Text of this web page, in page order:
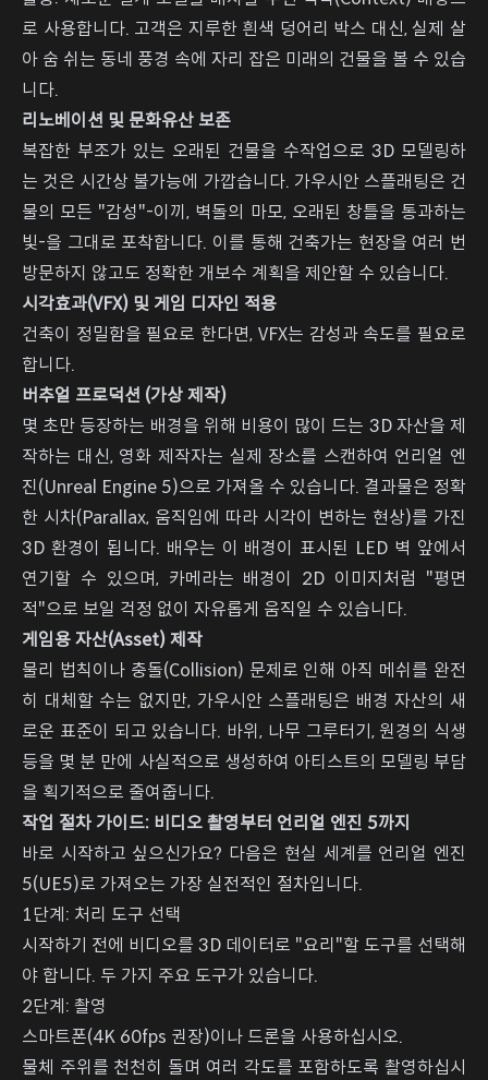
로 사용합니다. 고객은 지루한 흰색 덩어리 박스 대신, 실제 살
아 숨 쉬는 동네 풍경 속에 자리 잡은 미래의 건물을 볼 수 있습
니다.
리노베이션 및 문화유산 보존
복잡한 부조가 있는 오래된 건물을 수작업으로 3D 모델링하
는 것은 시간상 불가능에 가깝습니다. 가우시안 스플래팅은 건
물의 모든 "감성"-이끼, 벽돌의 마모, 오래된 창틀을 통과하는
빛-을 그대로 포착합니다. 이를 통해 건축가는 현장을 여러 번
방문하지 않고도 정확한 개보수 계획을 제안할 수 있습니다.
시각효과(VFX) 및 게임 디자인 적용
건축이 정밀함을 필요로 한다면, VFX는 감성과 속도를 필요로
합니다.
버추얼 프로덕션 (가상 제작)
몇 초만 등장하는 배경을 위해 비용이 많이 드는 3D 자산을 제
작하는 대신, 영화 제작자는 실제 장소를 스캔하여 언리얼 엔
진(Unreal Engine 5)으로 가져올 수 있습니다. 결과물은 정확
한 시차(Parallax, 움직임에 따라 시각이 변하는 현상)를 가진
3D 환경이 됩니다. 배우는 이 배경이 표시된 LED 벽 앞에서
연기할 수 있으며, 카메라는 배경이 2D 이미지처럼 "평면
적"으로 보일 걱정 없이 자유롭게 움직일 수 있습니다.
게임용 자산(Asset) 제작
물리 법칙이나 충돌(Collision) 문제로 인해 아직 메쉬를 완전
히 대체할 수는 없지만, 가우시안 스플래팅은 배경 자산의 새
로운 표준이 되고 있습니다. 바위, 나무 그루터기, 원경의 식생
등을 몇 분 만에 사실적으로 생성하여 아티스트의 모델링 부담
을 획기적으로 줄여줍니다.
작업 절차 가이드: 비디오 촬영부터 언리얼 엔진 5까지
바로 시작하고 싶으신가요? 다음은 현실 세계를 언리얼 엔진
5(UE5)로 가져오는 가장 실전적인 절차입니다.
1단계: 처리 도구 선택
시작하기 전에 비디오를 3D 데이터로 "요리"할 도구를 선택해
야 합니다. 두 가지 주요 도구가 있습니다.
2단계: 촬영
스마트폰(4K 60fps 권장)이나 드론을 사용하십시오.
물체 주위를 천천히 돌며 여러 각도를 포함하도록 촬영하십시